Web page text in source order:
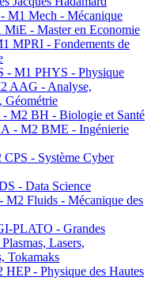
M1 Mech - Mécanique
- Master en Economie
MPRI - Fondements de
- M1 PHYS - Physique
AAG - Analyse,
Géométrie
M2 BH - Biologie et Santé
- M2 BME - Ingénierie
- Système Cyber
- Data Science
Fluids - Mécanique des
PLATO - Grandes
Lasers,
Tokamaks
- Physique des Hautes